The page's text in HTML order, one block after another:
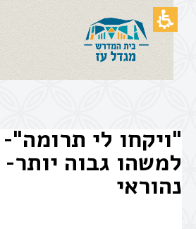
"ויקחו לי
למשהו גבוה יותר-
נהוראי